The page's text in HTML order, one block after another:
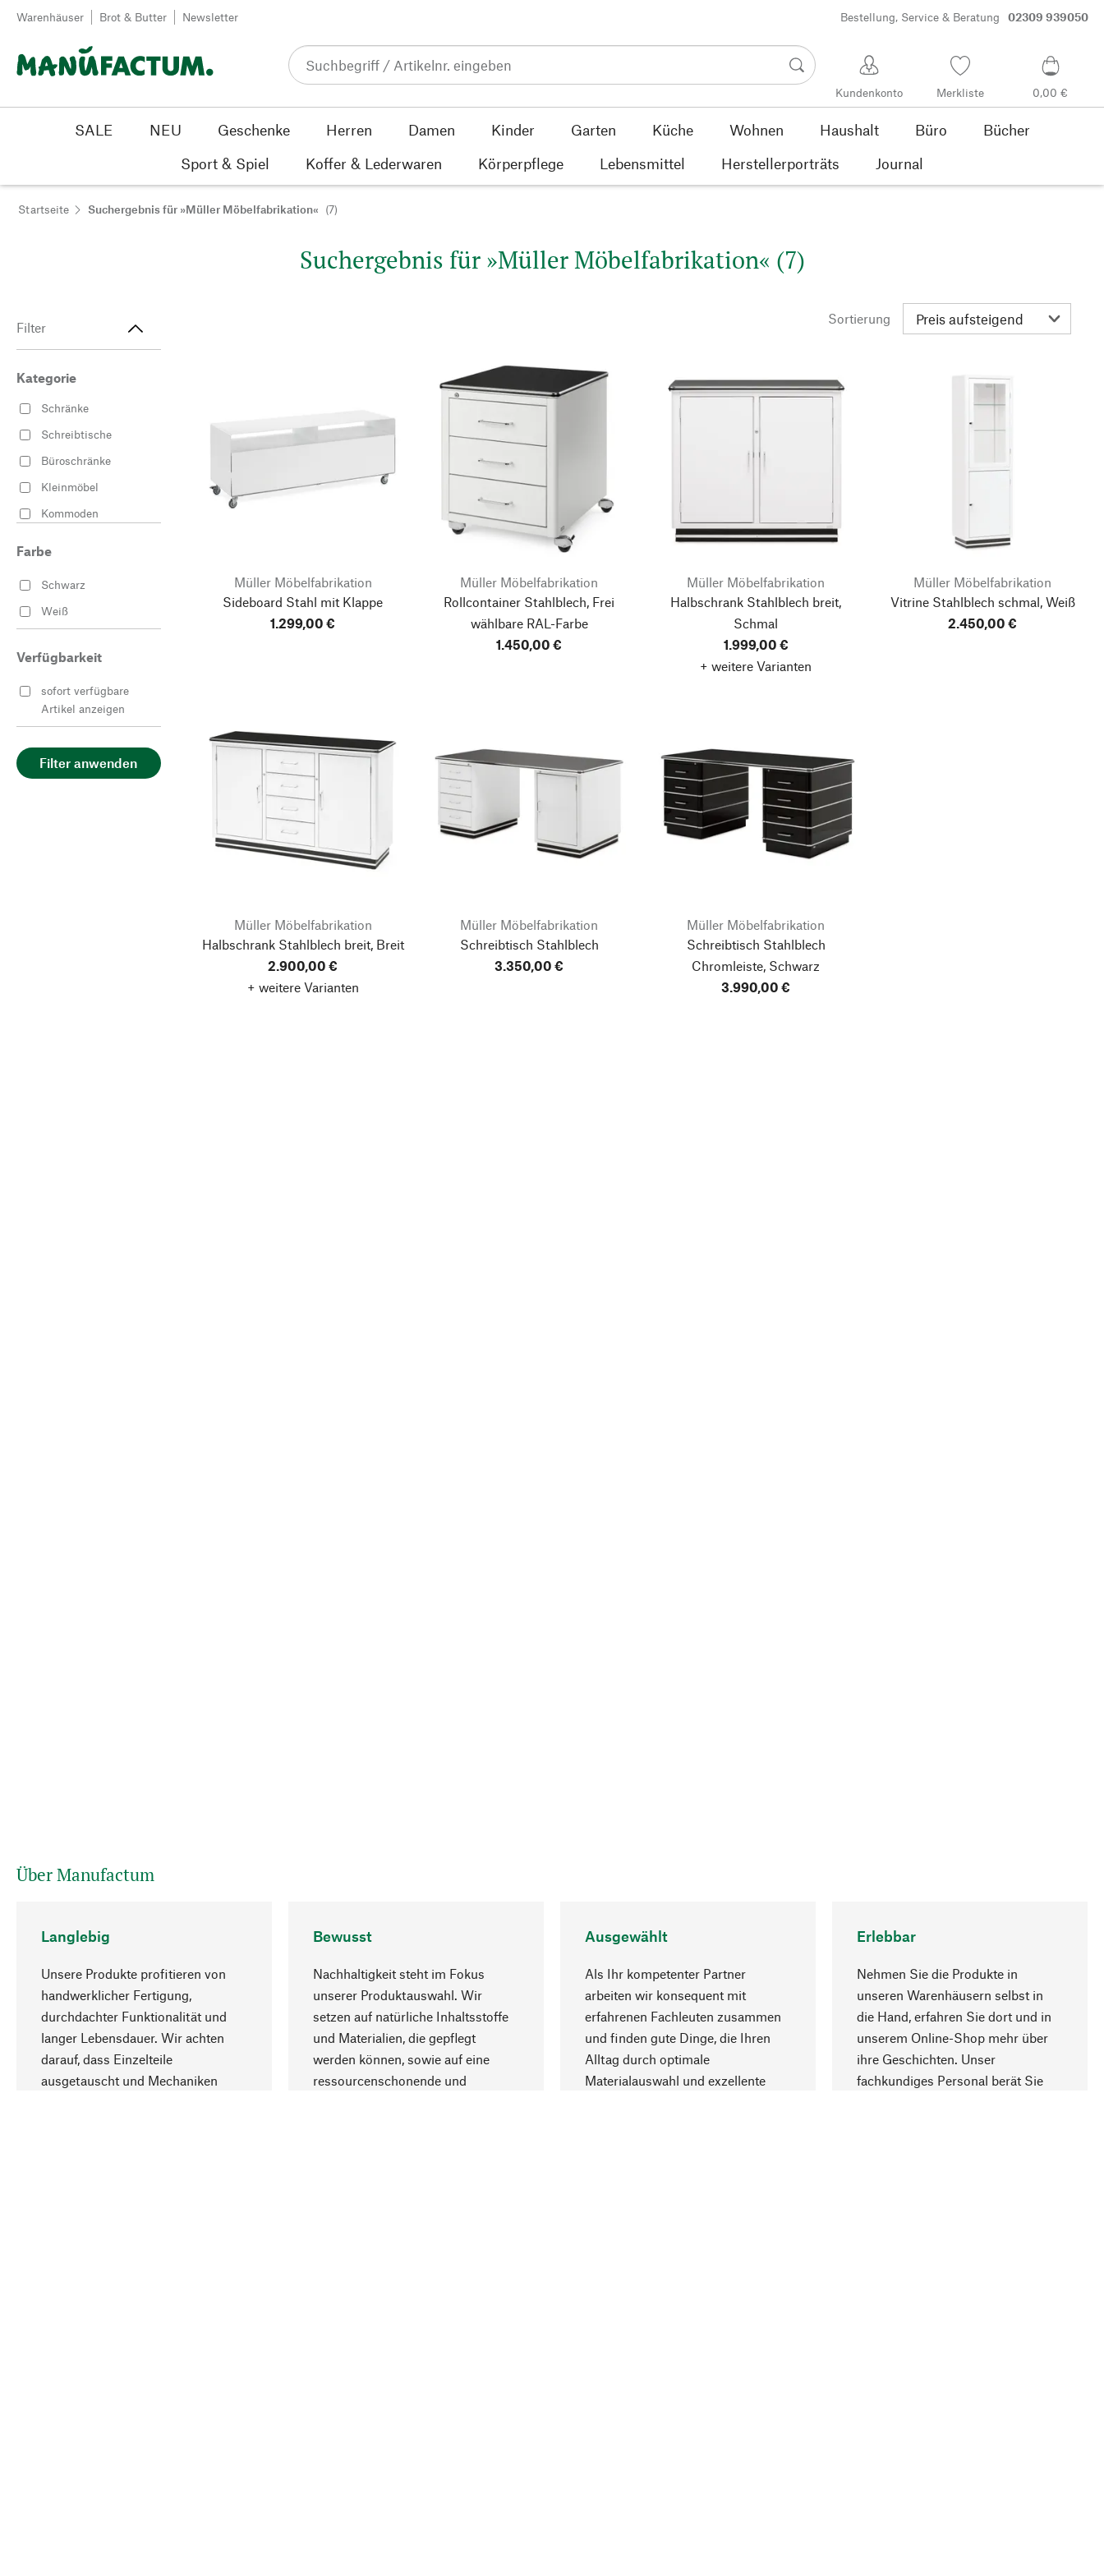
Zum Inhalt springen
Warenhäuser Brot & Butter Newsletter Bestellung, Service & Beratung 02309 939050
Kundenkonto Merkliste 0,00 €
SALE NEU Geschenke Herren Damen Kinder Garten Küche Wohnen Haushalt Büro
Bücher
Sport & Spiel
Koffer & Lederwaren Körperpflege Lebensmittel Herstellerporträts Journal
Startseite Suchergebnis für »Müller Möbelfabrikation« (7)
Suchergebnis für »Müller Möbelfabrikation« (7)
Filter
Kategorie
Schränke
Schreibtische
Büroschränke
Kleinmöbel
Kommoden
Farbe
Schwarz
Weiß
Verfügbarkeit
sofort verfügbare
Artikel anzeigen
Filter anwenden
Sortierung
Müller Möbelfabrikation
Sideboard Stahl mit Klappe
1.299,00 €
Müller Möbelfabrikation
Rollcontainer Stahlblech, Frei
wählbare RAL-Farbe
1.450,00 €
Müller Möbelfabrikation
Halbschrank Stahlblech breit,
Schmal
1.999,00 €
+ weitere Varianten
Müller Möbelfabrikation
Vitrine Stahlblech schmal, Weiß
2.450,00 €
Müller Möbelfabrikation
Halbschrank Stahlblech breit, Breit
2.900,00 €
+ weitere Varianten
Müller Möbelfabrikation
Schreibtisch Stahlblech
3.350,00 €
Müller Möbelfabrikation
Schreibtisch Stahlblech
Chromleiste, Schwarz
3.990,00 €
Über Manufactum
Langlebig
Unsere Produkte profitieren von
handwerklicher Fertigung,
durchdachter Funktionalität und
langer Lebensdauer. Wir achten
darauf, dass Einzelteile
ausgetauscht und Mechaniken
Bewusst
Nachhaltigkeit steht im Fokus
unserer Produktauswahl. Wir
setzen auf natürliche Inhaltsstoffe
und Materialien, die gepflegt
werden können, sowie auf eine
ressourcenschonende und
Ausgewählt
Als Ihr kompetenter Partner
arbeiten wir konsequent mit
erfahrenen Fachleuten zusammen
und finden gute Dinge, die Ihren
Alltag durch optimale
Materialauswahl und exzellente
Erlebbar
Nehmen Sie die Produkte in
unseren Warenhäusern selbst in
die Hand, erfahren Sie dort und in
unserem Online-Shop mehr über
ihre Geschichten. Unser
fachkundiges Personal berät Sie